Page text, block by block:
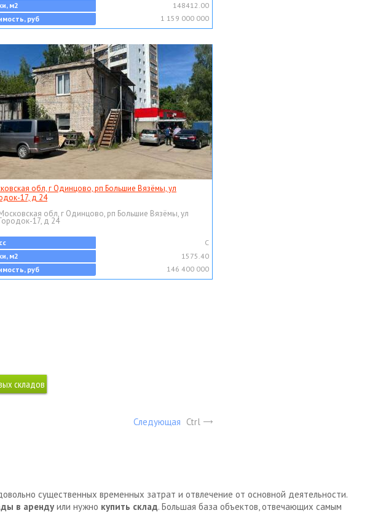
м2
148412.00
руб
1 159 000 000
обл, г Одинцово, рп Большие Вязёмы, ул
17, д 24
обл, г Одинцово, рп Большие Вязёмы, ул
17, д 24
C
м2
1575.40
руб
146 400 000
Следующая Ctrl
существенных временных затрат и отвлечение от основной деятельности.
в аренду или нужно купить склад. Большая база объектов, отвечающих самым